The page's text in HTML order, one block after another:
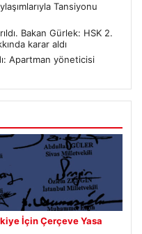
Tansiyonu
Bakan Gürlek: HSK 2.
karar aldı
Apartman yöneticisi
İçin Çerçeve Yasa